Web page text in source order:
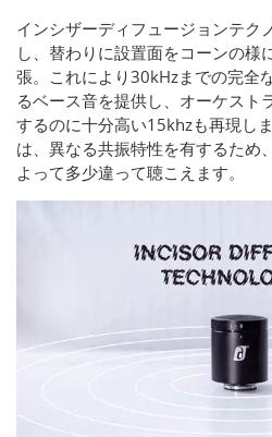
インシザーディフュージョンテク
し、替わりに設置面をコーンの様
張。これにより30kHzまでの完全
るベース音を提供し、オーケスト
するのに十分高い15khzも再現し
は、異なる共振特性を有するため
よって多少違って聴こえます。